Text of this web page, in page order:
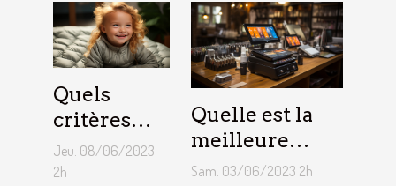
Quels
critères
pour
choisir un
Jeu. 08/06/2023
2h
Quelle est la
meilleure
solution
Sam. 03/06/2023 2h